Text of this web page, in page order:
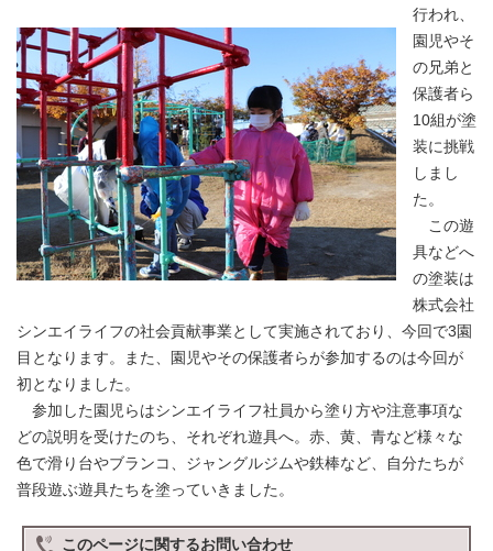
行われ、
園児やそ
の兄弟と
保護者ら
10組が塗
装に挑戦
しまし
た。
この遊
具などへ
の塗装は
株式会社
シンエイライフの社会貢献事業として実施されており、今回で3園
目となります。また、園児やその保護者らが参加するのは今回が
初となりました。
参加した園児らはシンエイライフ社員から塗り方や注意事項な
どの説明を受けたのち、それぞれ遊具へ。赤、黄、青など様々な
色で滑り台やブランコ、ジャングルジムや鉄棒など、自分たちが
普段遊ぶ遊具たちを塗っていきました。
このページに関するお問い合わせ